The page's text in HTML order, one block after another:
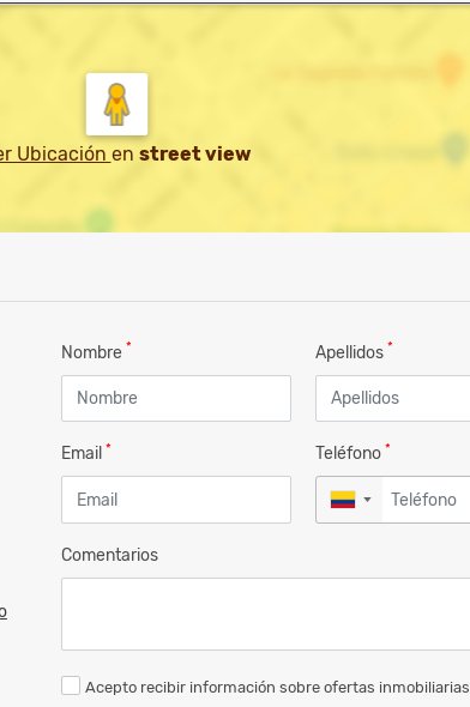
Ubicación en street view
Nombre * Apellidos *
Email * Teléfono *
▼
Comentarios
Acepto recibir información sobre ofertas inmobiliarias